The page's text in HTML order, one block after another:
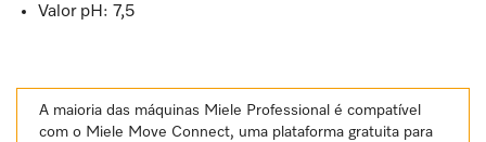
Valor pH: 7,5
A maioria das máquinas Miele Professional é compatível
com o Miele Move Connect, uma plataforma gratuita para